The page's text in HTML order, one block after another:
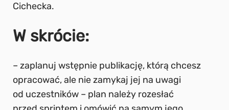
Cichecka.
W skrócie:
– zaplanuj wstępnie publikację, którą chcesz
opracować, ale nie zamykaj jej na uwagi
od uczestników – plan należy rozesłać